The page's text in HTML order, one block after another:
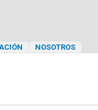
NOSOTROS